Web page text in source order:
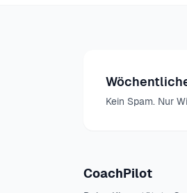
Kein Spam. Nur
CoachPilot